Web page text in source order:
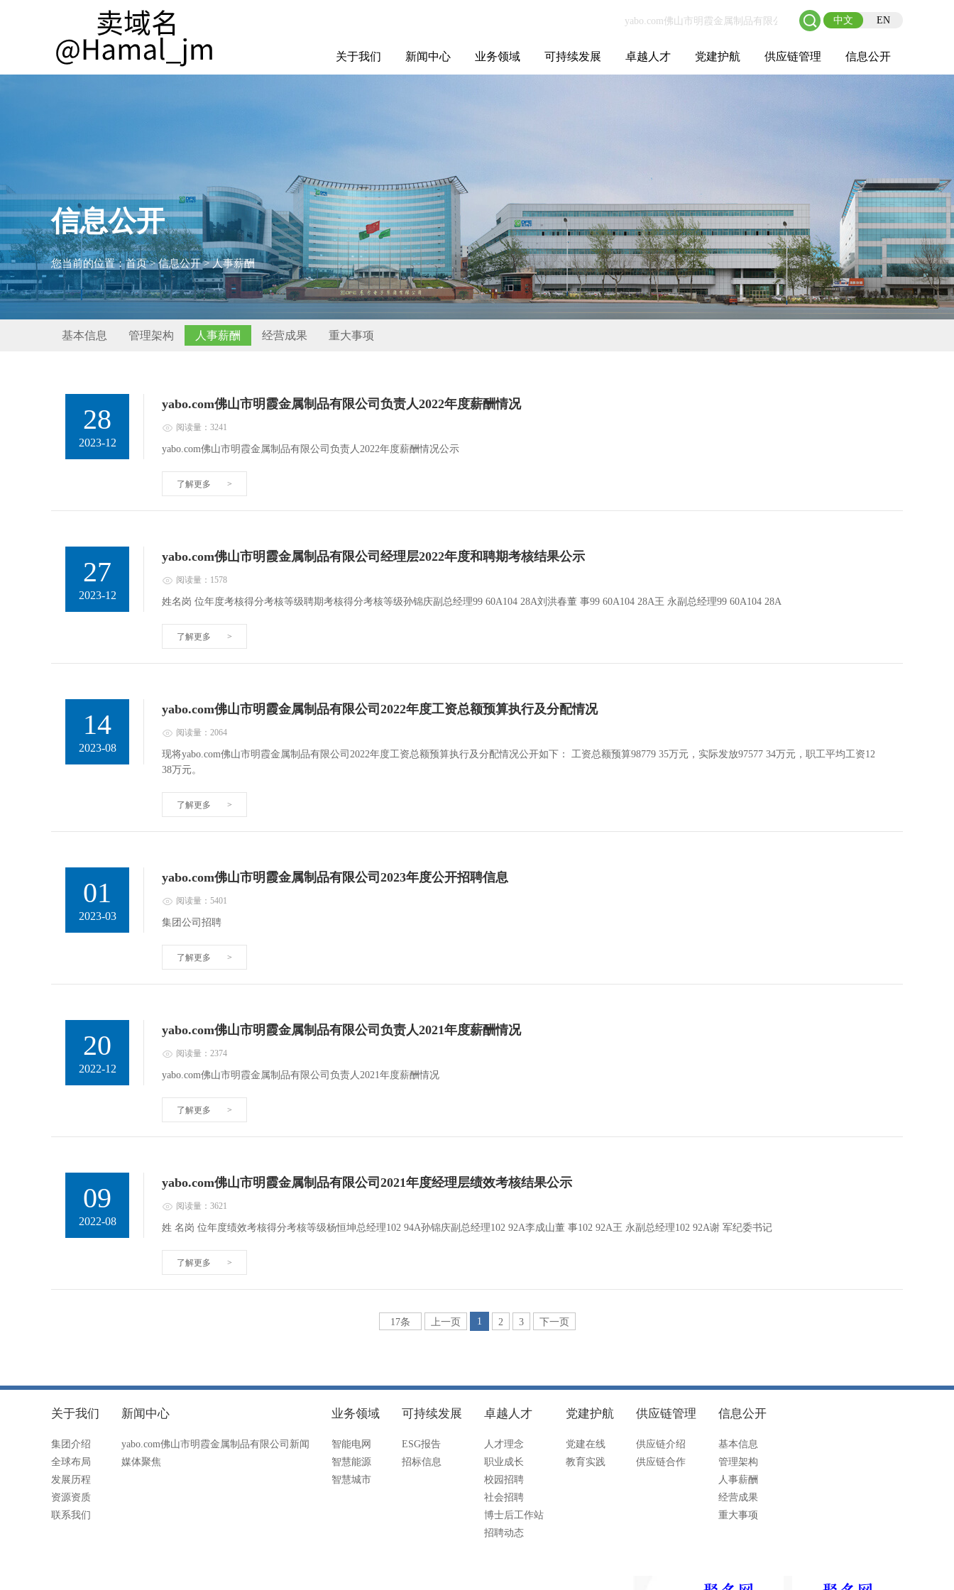
中文 EN
关于我们 新闻中心 业务领域 可持续发展 卓越人才 党建护航 供应链管理 信息公开
信息公开
您当前的位置：首页>信息公开>人事薪酬
基本信息 管理架构 人事薪酬 经营成果 重大事项
28
2023-12
yabo.com佛山市明霞金属制品有限公司负责人2022年度薪酬情况
阅读量：3241
yabo.com佛山市明霞金属制品有限公司负责人2022年度薪酬情况公示
了解更多 >
27
2023-12
yabo.com佛山市明霞金属制品有限公司经理层2022年度和聘期考核结果公示
阅读量：1578
姓名岗 位年度考核得分考核等级聘期考核得分考核等级孙锦庆副总经理99 60A104 28A刘洪春董 事99 60A104 28A王 永副总经理99 60A104 28A
了解更多 >
14
2023-08
yabo.com佛山市明霞金属制品有限公司2022年度工资总额预算执行及分配情况
阅读量：2064
现将yabo.com佛山市明霞金属制品有限公司2022年度工资总额预算执行及分配情况公开如下： 工资总额预算98779 35万元，实际发放97577 34万元，职工平均工资12
38万元。
了解更多 >
01
2023-03
yabo.com佛山市明霞金属制品有限公司2023年度公开招聘信息
阅读量：5401
集团公司招聘
了解更多 >
20
2022-12
yabo.com佛山市明霞金属制品有限公司负责人2021年度薪酬情况
阅读量：2374
yabo.com佛山市明霞金属制品有限公司负责人2021年度薪酬情况
了解更多 >
09
2022-08
yabo.com佛山市明霞金属制品有限公司2021年度经理层绩效考核结果公示
阅读量：3621
姓 名岗 位年度绩效考核得分考核等级杨恒坤总经理102 94A孙锦庆副总经理102 92A李成山董 事102 92A王 永副总经理102 92A谢 军纪委书记
了解更多 >
17条 上一页 1 2 3 下一页
关于我们
集团介绍
全球布局
发展历程
资源资质
联系我们
新闻中心
yabo.com佛山市明霞金属制品有限公司新闻
媒体聚焦
业务领域
智能电网
智慧能源
智慧城市
可持续发展
ESG报告
招标信息
卓越人才
人才理念
职业成长
校园招聘
社会招聘
博士后工作站
招聘动态
党建护航
党建在线
教育实践
供应链管理
供应链介绍
供应链合作
信息公开
基本信息
管理架构
人事薪酬
经营成果
重大事项